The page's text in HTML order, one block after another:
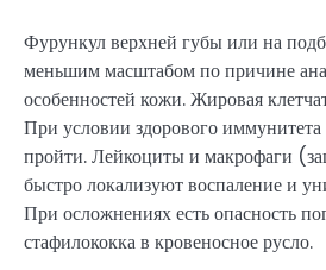
Фурункул верхней губы или на
меньшим масштабом по причине
особенностей кожи. Жировая
При условии здорового
пройти. Лейкоциты и макрофаги
быстро локализуют воспаление и
При осложнениях есть опасность
стафилококка в кровеносное русло.